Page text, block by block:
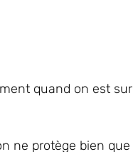
quand on est
ne protège bien que